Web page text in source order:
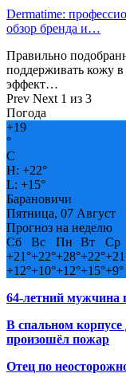
Dermatime:
обзор бренда и…
Правильно
поддерживать кожу
эффект…
Prev Next 1 из 3
Погода
+19
°
C
H: +22°
L: +15°
Барановичи
Пятница, 07 Август
Прогноз на неделю
Сб
Вс Пн Вт Ср
+21°+22°+28°+22°+
+12°+10°+12°+15°+9°
64-летний мужчина
В спальном корпусе
произошёл пожар
Отец по